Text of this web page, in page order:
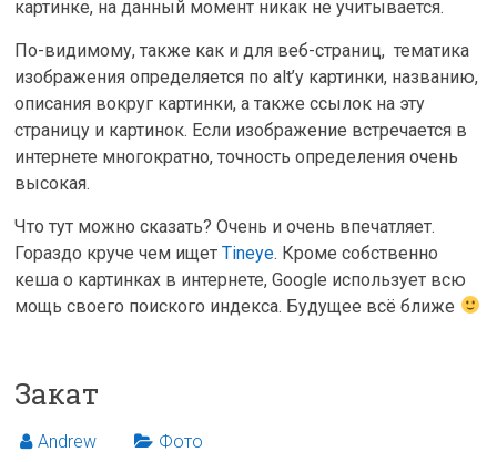
картинке, на данный момент никак не учитывается.
По-видимому, также как и для веб-страниц, тематика
изображения определяется по alt’у картинки, названию,
описания вокруг картинки, а также ссылок на эту
страницу и картинок. Если изображение встречается в
интернете многократно, точность определения очень
высокая.
Что тут можно сказать? Очень и очень впечатляет.
Гораздо круче чем ищетTineye. Кроме собственно
кеша о картинках в интернете, Google использует всю
мощь своего поиского индекса. Будущее всё ближе
Закат
Andrew Фото